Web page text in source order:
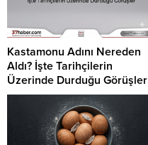
Kastamonu Adını Nereden
Aldı? İşte Tarihçilerin
Üzerinde Durduğu Görüşler